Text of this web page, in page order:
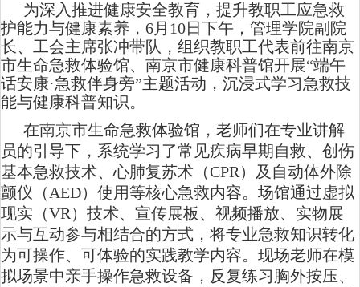
为深入推进健康安全教育，提升教职工应急救
护能力与健康素养， 6月10日下午，管理学院副院
长、工会主席张冲带队，组织教职工代表前往南京
市生命急救体验馆、南京市健康科普馆开展“端午
话安康·急救伴身旁”主题活动，沉浸式学习急救技
能与健康科普知识。
在南京市生命急救体验馆，老师们在专业讲解
员的引导下，系统学习了常见疾病早期自救、创伤
基本急救技术、心肺复苏术（CPR）及自动体外除
颤仪（AED）使用等核心急救内容。场馆通过虚拟
现实（VR）技术、宣传展板、视频播放、实物展
示与互动参与相结合的方式，将专业急救知识转化
为可操作、可体验的实践教学内容。现场老师在模
拟场景中亲手操作急救设备，反复练习胸外按压、